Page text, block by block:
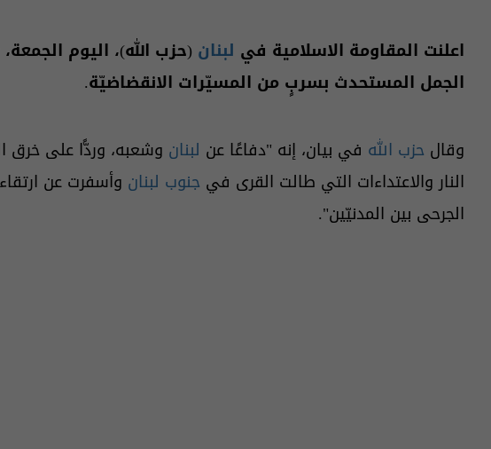
اعلنت المقاومة الاسلامية في لبنان (حزب الله)، اليوم
الجمل المستحدث بسربٍ من المسيّرات الانقضاضيّة.
وقال حزب الله في بيان، إنه "دفاعًا عن لبنان وشعبه، وردًّا على خرق
النار والاعتداءات التي طالت القرى في جنوب لبنان وأسفرت عن
الجرحى بين المدنيّين".